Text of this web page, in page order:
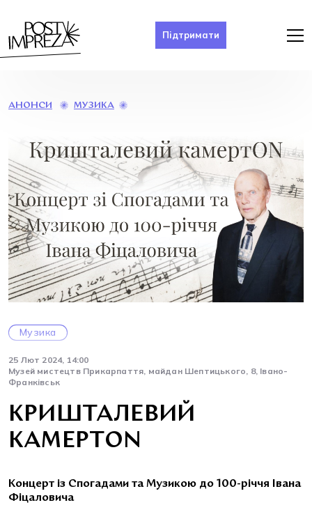
Підтримати
АНОНСИ МУЗИКА
Музика
25 Лют 2024, 14:00
Музей мистецтв Прикарпаття, майдан Шептицького, 8, Івано-
Франківськ
КРИШТАЛЕВИЙ
КАМЕРТON
Концерт із Спогадами та Музикою до 100-річчя Івана
Фіцаловича